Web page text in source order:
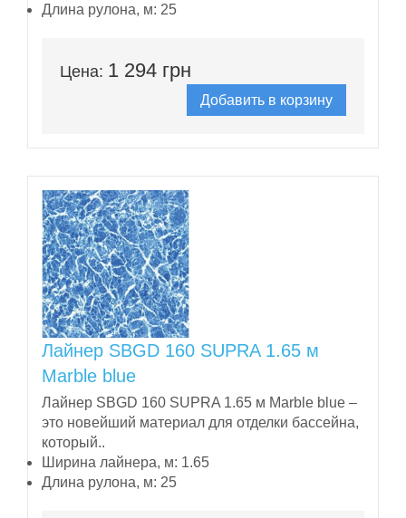
Длина рулона, м: 25
Цена: 1 294 грн
Добавить в корзину
Лайнер SBGD 160 SUPRA 1.65 м
Marble blue
Лайнер SBGD 160 SUPRA 1.65 м Marble blue –
это новейший материал для отделки бассейна,
который..
Ширина лайнера, м: 1.65
Длина рулона, м: 25